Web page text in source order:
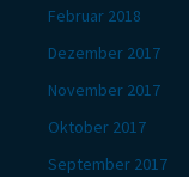
Februar 2018
Dezember 2017
November 2017
Oktober 2017
September 2017